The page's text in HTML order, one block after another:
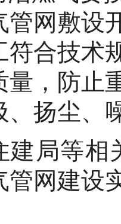
管网敷设
符合技术
量，防止
、扬尘、
建局等
管网建设